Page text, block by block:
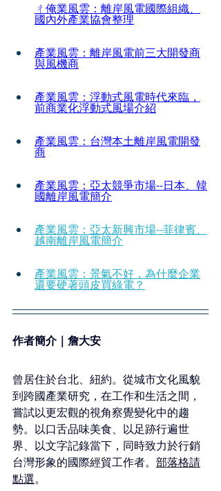
ㄔ俺業風雲：離岸風電國際組織、
國內外產業協會整理
產業風雲：離岸風電前三大開發商
與風機商
產業風雲：浮動式風電時代來臨，
前商業化浮動式風場介紹
產業風雲：台灣本土離岸風電開發
商
產業風雲：亞太競爭市場--日本、韓
國離岸風電簡介
產業風雲：亞太新興市場--菲律賓、
越南離岸風電簡介
產業風雲：景氣不好，為什麼企業
還要硬著頭皮買綠電？
作者簡介｜詹大安
曾居住於台北、紐約。從城市文化風貌
到跨國產業研究，在工作和生活之間，
嘗試以更宏觀的視角察覺變化中的趨
勢。以口舌品味美食、以足跡行遍世
界、以文字記錄當下，同時致力於行銷
台灣形象的國際經貿工作者。 部落格請
點選。